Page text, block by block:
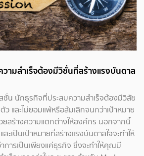
ามสำเร็จต้องมีวิชั่นที่สร้างแรงบันดาล
น นักธุรกิจที่ประสบความสำเร็จต้องมีวิสัย
และไม่ยอมแพ้หรือล้มเลิกจนกว่าเป้าหมาย
ยสร้างความแตกต่างให้องค์กร นอกจากนี้
ะเป็นเป้าหมายที่สร้างแรงบันดาลใจจะทำให้
ารเป็นเพียงแค่ธุรกิจ ซึ่งจะทำให้คุณมี